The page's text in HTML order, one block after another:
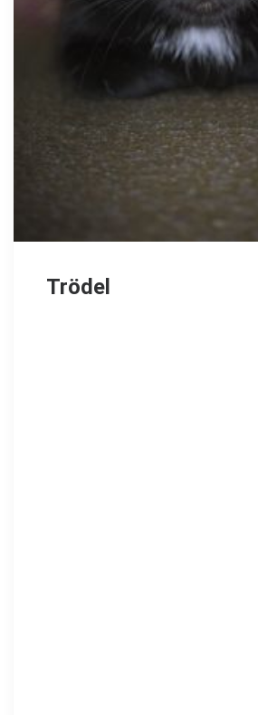
Trödel